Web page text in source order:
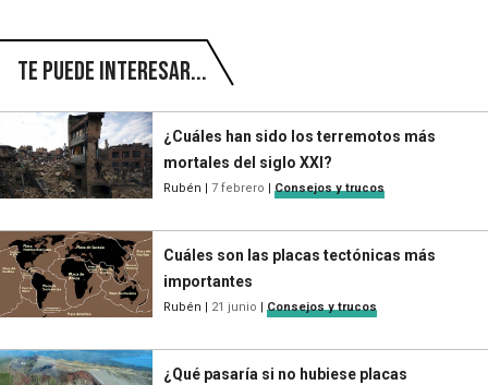
Te puede interesar...
¿Cuáles han sido los terremotos más
mortales del siglo XXI?
Rubén | 7 febrero | Consejos y trucos
Cuáles son las placas tectónicas más
importantes
Rubén | 21 junio | Consejos y trucos
¿Qué pasaría si no hubiese placas